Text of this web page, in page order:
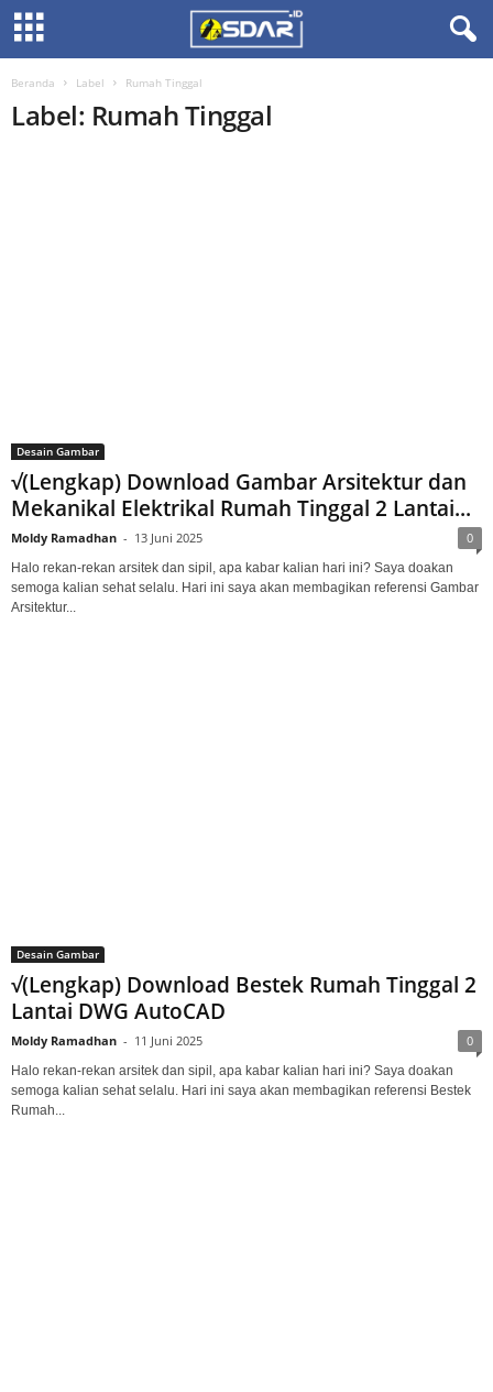
Beranda Label Rumah Tinggal
Label: Rumah Tinggal
Desain Gambar
√(Lengkap) Download Gambar Arsitektur dan
Mekanikal Elektrikal Rumah Tinggal 2 Lantai...
Moldy Ramadhan - 13 Juni 2025 0
Halo rekan-rekan arsitek dan sipil, apa kabar kalian hari ini? Saya doakan
semoga kalian sehat selalu. Hari ini saya akan membagikan referensi Gambar
Arsitektur...
Desain Gambar
√(Lengkap) Download Bestek Rumah Tinggal 2
Lantai DWG AutoCAD
Moldy Ramadhan - 11 Juni 2025 0
Halo rekan-rekan arsitek dan sipil, apa kabar kalian hari ini? Saya doakan
semoga kalian sehat selalu. Hari ini saya akan membagikan referensi Bestek
Rumah...